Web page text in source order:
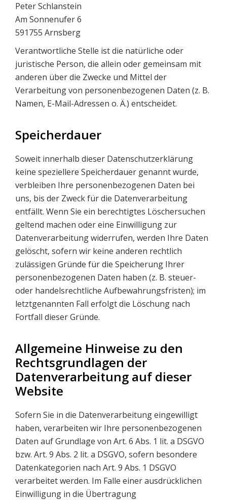
Peter Schlanstein
Am Sonnenufer 6
591755 Arnsberg
Verantwortliche Stelle ist die natürliche oder
juristische Person, die allein oder gemeinsam mit
anderen über die Zwecke und Mittel der
Verarbeitung von personenbezogenen Daten (z. B.
Namen, E-Mail-Adressen o. Ä.) entscheidet.
Speicherdauer
Soweit innerhalb dieser Datenschutzerklärung
keine speziellere Speicherdauer genannt wurde,
verbleiben Ihre personenbezogenen Daten bei
uns, bis der Zweck für die Datenverarbeitung
entfällt. Wenn Sie ein berechtigtes Löschersuchen
geltend machen oder eine Einwilligung zur
Datenverarbeitung widerrufen, werden Ihre Daten
gelöscht, sofern wir keine anderen rechtlich
zulässigen Gründe für die Speicherung Ihrer
personenbezogenen Daten haben (z. B. steuer-
oder handelsrechtliche Aufbewahrungsfristen); im
letztgenannten Fall erfolgt die Löschung nach
Fortfall dieser Gründe.
Allgemeine Hinweise zu den
Rechtsgrundlagen der
Datenverarbeitung auf dieser
Website
Sofern Sie in die Datenverarbeitung eingewilligt
haben, verarbeiten wir Ihre personenbezogenen
Daten auf Grundlage von Art. 6 Abs. 1 lit. a DSGVO
bzw. Art. 9 Abs. 2 lit. a DSGVO, sofern besondere
Datenkategorien nach Art. 9 Abs. 1 DSGVO
verarbeitet werden. Im Falle einer ausdrücklichen
Einwilligung in die Übertragung